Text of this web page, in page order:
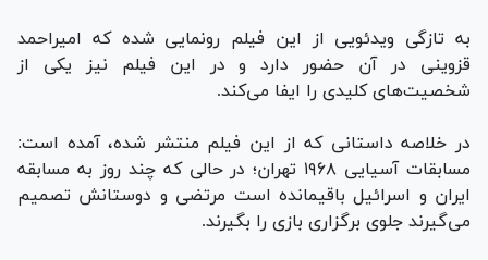
به تازگی ویدئویی از این فیلم رونمایی شده که امیراحمد
قزوینی در آن حضور دارد و در این فیلم نیز یکی از
شخصیت‌های کلیدی را ایفا می‌کند.
در خلاصه داستانی که از این فیلم منتشر شده، آمده است:
مسابقات آسیایی ۱۹۶۸ تهران؛ در حالی که چند روز به مسابقه
ایران و اسرائیل باقیمانده است مرتضی و دوستانش تصمیم
می‌گیرند جلوی برگزاری بازی را بگیرند.